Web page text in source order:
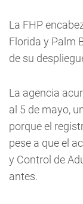
La FHP
Florida y Palm
de su
La agencia
al 5 de mayo,
porque el
pese a que el
y Control de
antes.